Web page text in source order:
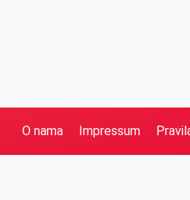
O nama Impressum